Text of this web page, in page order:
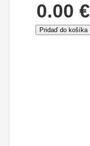
0.00 €
Pridaď do košíka